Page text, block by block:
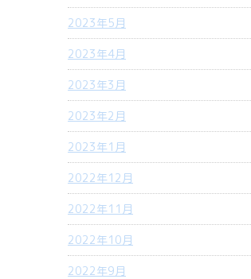
2023年5月
2023年4月
2023年3月
2023年2月
2023年1月
2022年12月
2022年11月
2022年10月
2022年9月